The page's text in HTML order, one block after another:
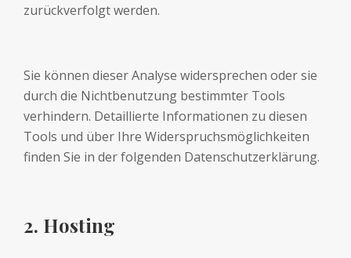
zurückverfolgt werden.
Sie können dieser Analyse widersprechen oder sie
durch die Nichtbenutzung bestimmter Tools
verhindern. Detaillierte Informationen zu diesen
Tools und über Ihre Widerspruchsmöglichkeiten
finden Sie in der folgenden Datenschutzerklärung.
2. Hosting